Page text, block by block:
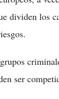
dividen los
ser